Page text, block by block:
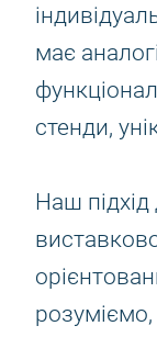
має
стенди,
Наш підхід